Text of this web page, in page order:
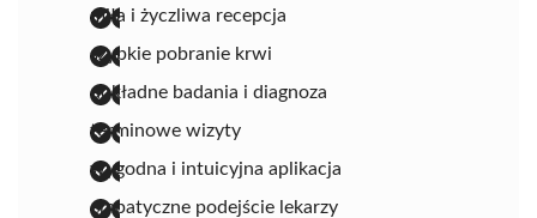
miła i życzliwa recepcja
szybkie pobranie krwi
dokładne badania i diagnoza
terminowe wizyty
wygodna i intuicyjna aplikacja
empatyczne podejście lekarzy